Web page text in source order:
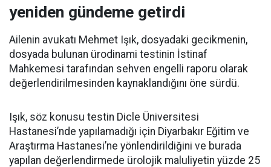
yeniden gündeme getirdi
Ailenin avukatı Mehmet Işık, dosyadaki gecikmenin,
dosyada bulunan ürodinami testinin İstinaf
Mahkemesi tarafından sehven engelli raporu olarak
değerlendirilmesinden kaynaklandığını öne sürdü.
Işık, söz konusu testin Dicle Üniversitesi
Hastanesi’nde yapılamadığı için Diyarbakır Eğitim ve
Araştırma Hastanesi’ne yönlendirildiğini ve burada
yapılan değerlendirmede ürolojik maluliyetin yüzde 25